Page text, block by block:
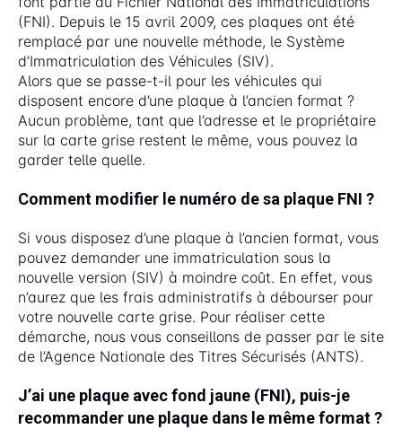
(FNI). Depuis le 15 avril 2009, ces plaques ont été
remplacé par une nouvelle méthode, le Système
d’Immatriculation des Véhicules (SIV).
Alors que se passe-t-il pour les véhicules qui
disposent encore d’une plaque à l’ancien format ?
Aucun problème, tant que l’adresse et le propriétaire
sur la carte grise restent le même, vous pouvez la
garder telle quelle.
Comment modifier le numéro de sa plaque FNI ?
Si vous disposez d’une plaque à l’ancien format, vous
pouvez demander une immatriculation sous la
nouvelle version (SIV) à moindre coût. En effet, vous
n’aurez que les frais administratifs à débourser pour
votre nouvelle carte grise. Pour réaliser cette
démarche, nous vous conseillons de passer par le site
de l’Agence Nationale des Titres Sécurisés (ANTS).
J’ai une plaque avec fond jaune (FNI), puis-je
recommander une plaque dans le même format ?